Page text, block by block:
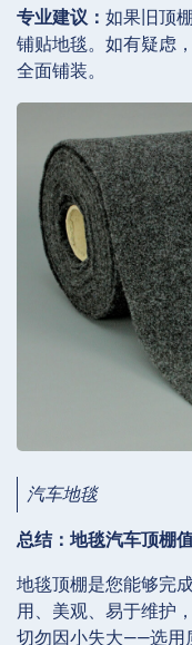
专业建议： 如果旧顶
铺贴地毯。如有疑虑
全面铺装。
汽车地毯
总结：地毯汽车顶棚
地毯顶棚是您能够完
用、美观、易于维护
切勿因小失大——选用